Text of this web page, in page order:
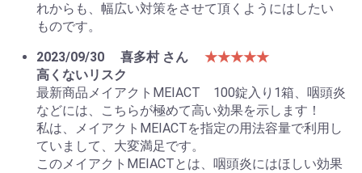
れからも、幅広い対策をさせて頂くようにはしたい
ものです。
2023/09/30
喜多村 さん
★★★★★
高くないリスク
最新商品メイアクトMEIACT 100錠入り1箱、咽頭炎
などには、こちらが極めて高い効果を示します！
私は、メイアクトMEIACTを指定の用法容量で利用し
ていまして、大変満足です。
このメイアクトMEIACTとは、咽頭炎にはほしい効果